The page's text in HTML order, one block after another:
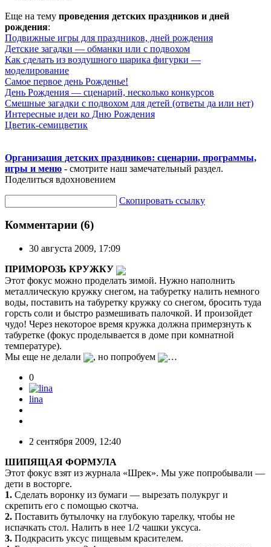
Еще на тему проведения детских праздников и дней
рождения:
Подвижные игры для праздников, дней рождения
Детские загадки — обманки или с подвохом
Как сделать из воздушного шарика фигурки —
моделирование
Самое первое день Рожденье!
День Рождения — сценарий, несколько конкурсов
Смешные загадки с подвохом для детей (ответы да или нет)
Интересные идеи ко Дню Рождения
Цветик-семицветик
Организация детских праздников: сценарии, программы,
игры и меню - смотрите наш замечательный раздел.
Поделиться вдохновением
Скопировать ссылку
Комментарии (6)
30 августа 2009, 17:09
ПРИМОРОЗЬ КРУЖКУ
Этот фокус можно проделать зимой. Нужно наполнить
металлическую кружку снегом, на табуретку налить немного
воды, поставить на табуретку кружку со снегом, бросить туда
горсть соли и быстро размешивать палочкой. И произойдет
чудо! Через некоторое время кружка должна примерзнуть к
табуретке (фокус проделывается в доме при комнатной
температуре).
Мы еще не делали
, но попробуем …
0
lina
2 сентября 2009, 12:40
ШИПЯЩАЯ ФОРМУЛА
Этот фокус взят из журнала «Шрек». Мы уже попробывали —
дети в восторге.
1. Сделать воронку из бумаги — вырезать полукруг и
скрепить его с помощью скотча.
2. Поставить бутылочку на глубокую тарелку, чтобы не
испачкать стол. Налить в нее 1/2 чашки уксуса.
3. Подкрасить уксус пищевым красителем.